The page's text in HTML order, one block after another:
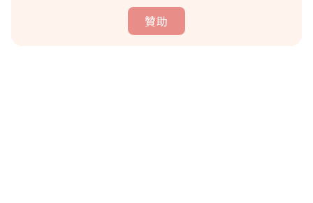
贊助